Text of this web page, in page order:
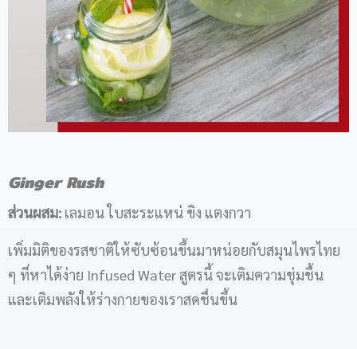
Ginger Rush
ส่วนผสม: เลมอน ใบสะระแหน่ ขิง แตงกวา
เพิ่มมิติของรสชาติให้ซับซ้อนขึ้นมาหน่อยกับสมุนไพรไทย
ๆ ที่หาได้ง่าย Infused Water สูตรนี้ จะเติมความชุ่มชื้น
และเติมพลังให้ร่างกายของเราสดชื่นขึ้น